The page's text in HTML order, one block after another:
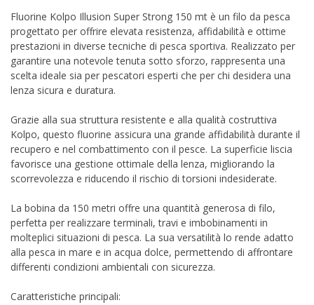
Fluorine Kolpo Illusion Super Strong 150 mt è un filo da pesca
progettato per offrire elevata resistenza, affidabilità e ottime
prestazioni in diverse tecniche di pesca sportiva. Realizzato per
garantire una notevole tenuta sotto sforzo, rappresenta una
scelta ideale sia per pescatori esperti che per chi desidera una
lenza sicura e duratura.
Grazie alla sua struttura resistente e alla qualità costruttiva
Kolpo, questo fluorine assicura una grande affidabilità durante il
recupero e nel combattimento con il pesce. La superficie liscia
favorisce una gestione ottimale della lenza, migliorando la
scorrevolezza e riducendo il rischio di torsioni indesiderate.
La bobina da 150 metri offre una quantità generosa di filo,
perfetta per realizzare terminali, travi e imbobinamenti in
molteplici situazioni di pesca. La sua versatilità lo rende adatto
alla pesca in mare e in acqua dolce, permettendo di affrontare
differenti condizioni ambientali con sicurezza.
Caratteristiche principali: